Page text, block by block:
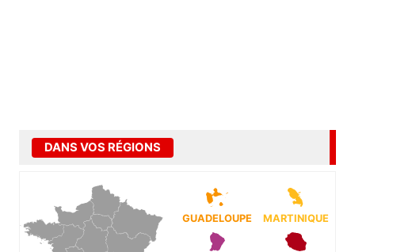
DANS VOS RÉGIONS
GUADELOUPE MARTINIQUE